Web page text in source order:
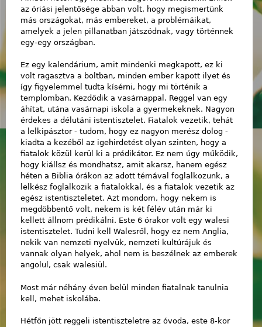
az óriási jelentősége abban volt, hogy megismertünk
más országokat, más embereket, a problémáikat,
amelyek a jelen pillanatban játszódnak, vagy történnek
egy-egy országban.
Ez egy kalendárium, amit mindenki megkapott, ez ki
volt ragasztva a boltban, minden ember kapott ilyet és
így figyelemmel tudta kísérni, hogy mi történik a
templomban. Kezdődik a vasárnappal. Reggel van egy
áhítat, utána vasárnapi iskola a gyermekeknek. Nagyon
érdekes a délutáni istentisztelet. Fiatalok vezetik, tehát
a lelkipásztor - tudom, hogy ez nagyon merész dolog -
kiadta a kezéből az igehirdetést olyan szinten, hogy a
fiatalok közül kerül ki a prédikátor. Ez nem úgy működik,
hogy kiállsz és mondhatsz, amit akarsz, hanem egész
héten a Biblia órákon az adott témával foglalkozunk, a
lelkész foglalkozik a fiatalokkal, és a fiatalok vezetik az
egész istentiszteletet. Azt mondom, hogy nekem is
megdöbbentő volt, nekem is két félév után már ki
kellett állnom prédikálni. Este 6 órakor volt egy walesi
istentisztelet. Tudni kell Walesről, hogy ez nem Anglia,
nekik van nemzeti nyelvük, nemzeti kultúrájuk és
vannak olyan helyek, ahol nem is beszélnek az emberek
angolul, csak walesiül.
Most már néhány éven belül minden fiatalnak tanulnia
kell, mehet iskolába.
Hétfőn jött reggeli istentiszteletre az óvoda, este 8-kor